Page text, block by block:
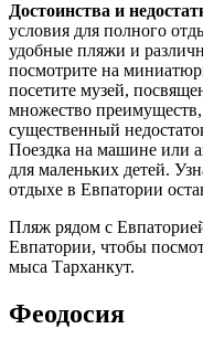
Достоинства и
условия для полного
удобные пляжи и
посмотрите на
посетите музей,
множество
существенный
Поездка на машине или
для маленьких детей.
отдыхе в Евпатории
Пляж рядом с
Евпатории, чтобы
мыса Тарханкут.
Феодосия